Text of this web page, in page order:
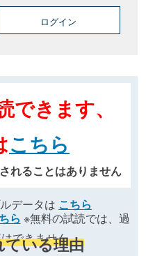
ログイン
できます、
こちら
れることはありません
データは こちら
ら ※無料の試読では、過
できません
ている理由